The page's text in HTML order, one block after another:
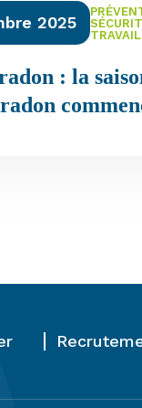
2025
TRAVAIL
: la